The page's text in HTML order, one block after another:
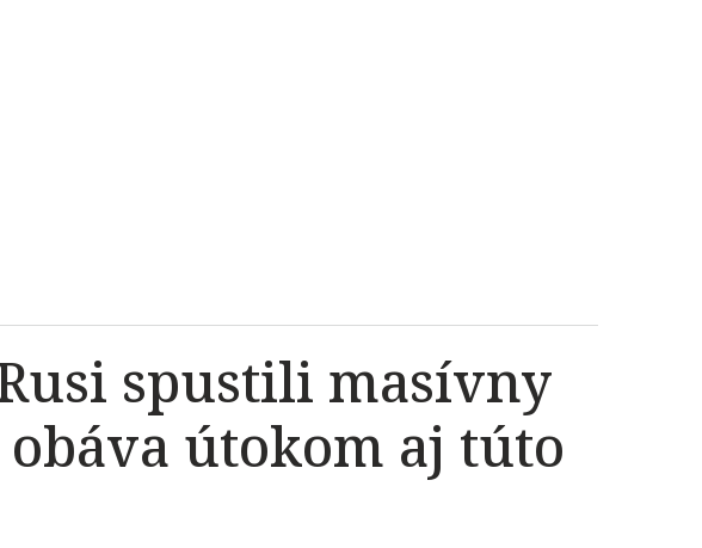
spustili masívny
útokom aj túto